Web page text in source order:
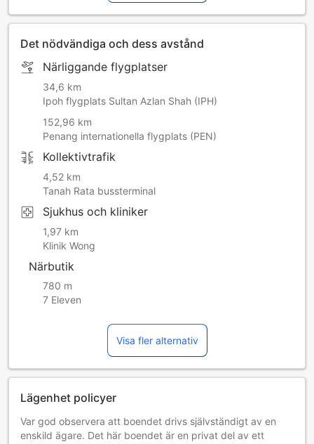
Det nödvändiga och dess avstånd
Närliggande flygplatser
34,6 km
Ipoh flygplats Sultan Azlan Shah (IPH)
152,96 km
Penang internationella flygplats (PEN)
Kollektivtrafik
4,52 km
Tanah Rata bussterminal
Sjukhus och kliniker
1,97 km
Klinik Wong
Närbutik
780 m
7 Eleven
Visa fler alternativ
Lägenhet policyer
Var god observera att boendet drivs självständigt av en
enskild ägare. Det här boendet är en privat del av ett